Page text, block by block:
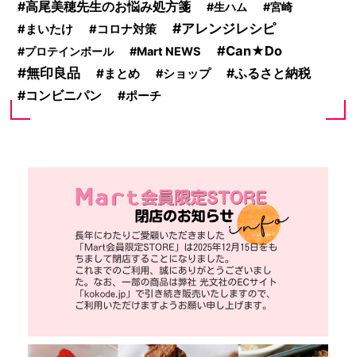
高尾美穂先生のお悩み処方箋 生ハム 宮崎
まいたけ コロナ対策 アレンジレシピ
プロテインボール Mart NEWS
Can★Do
無印良品
まとめ ショップ ふるさと納税
コンビニパン ポーチ